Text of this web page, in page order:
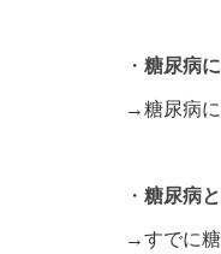
・ 糖尿病
→糖尿病
・ 糖尿病
→すでに